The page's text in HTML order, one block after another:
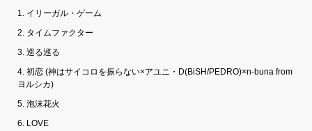
1. イリーガル・ゲーム
2. タイムファクター
3. 巡る巡る
4. 初恋 (神はサイコロを振らない×アユニ・D(BiSH/PEDRO)×n-buna from
ヨルシカ)
5. 泡沫花火
6. LOVE